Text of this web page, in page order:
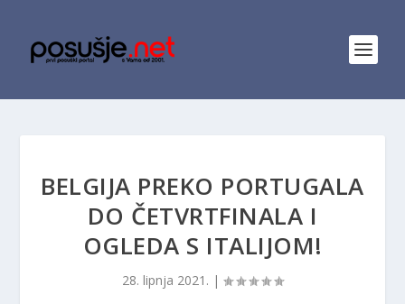
BELGIJA PREKO PORTUGALA
DO ČETVRTFINALA I
OGLEDA S ITALIJOM!
28. lipnja 2021. |